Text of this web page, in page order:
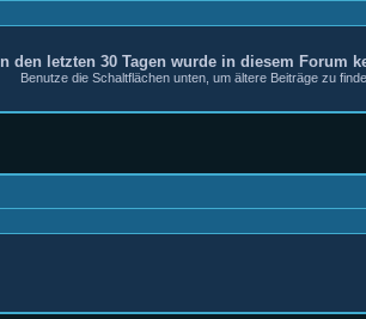
In den letzten 30 Tagen wurde in diesem Forum
Benutze die Schaltflächen unten, um ältere Beiträge zu